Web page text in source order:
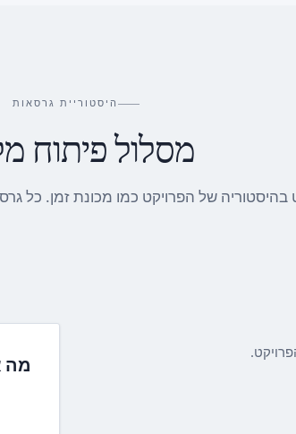
היסטוריית גרסאות
מסלול פיתוח
בהיסטוריה של הפרויקט כמו מכונת זמן. כל
מה